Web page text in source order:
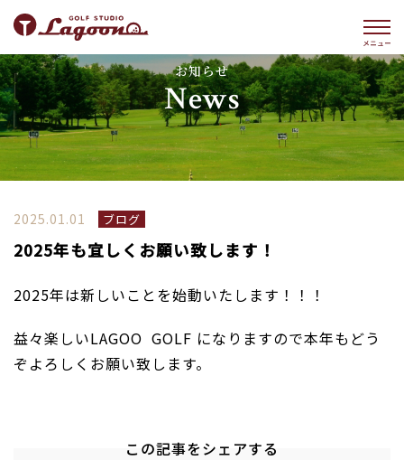
お知らせ
News
2025.01.01 ブログ
2025年も宜しくお願い致します！
2025年は新しいことを始動いたします！！！
益々楽しいLAGOO GOLF になりますので本年もどう
ぞよろしくお願い致します。
この記事をシェアする